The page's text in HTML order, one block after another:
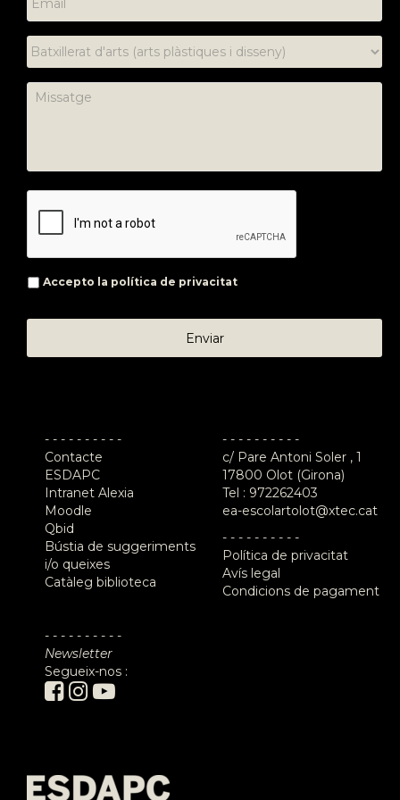
Accepto la política de privacitat
- - - - - - - - - -
Contacte
ESDAPC
Intranet Alexia
Moodle
Qbid
Bústia de suggeriments
i/o queixes
Catàleg biblioteca
- - - - - - - - - -
Newsletter
Segueix-nos :
- - - - - - - - - -
c/ Pare Antoni Soler , 1
17800 Olot (Girona)
Tel : 972262403
ea-escolartolot@xtec.cat
- - - - - - - - - -
Política de privacitat
Avís legal
Condicions de pagament